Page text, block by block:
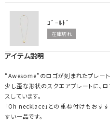
ｺﾞｰﾙﾄﾞ
在庫切れ
アイテム説明
“Awesome”のロゴが刻まれたプレート
少し歪な形状のスクエアプレートに、
スしています。
「Oh necklace」との重ね付けもおす
すい一品です。